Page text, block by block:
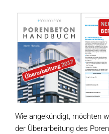
Wie angekündigt, möchten
der Überarbeitung des